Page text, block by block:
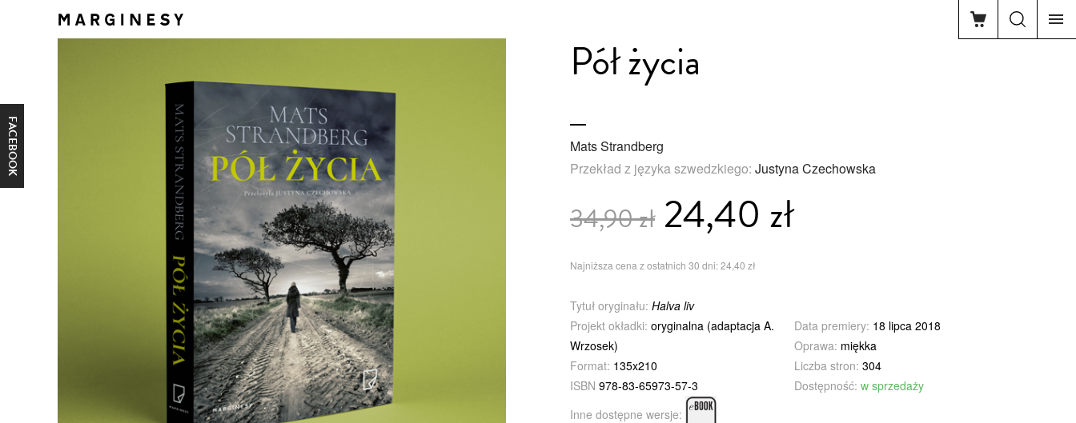
FACEBOOK
Pół życia
Mats Strandberg
Przekład z języka szwedzkiego: Justyna Czechowska
34,90 zł24,40 zł
Najniższa cena z ostatnich 30 dni: 24,40 zł
Tytuł oryginału: Halva liv
Projekt okładki: oryginalna (adaptacja A.
Wrzosek)
Data premiery: 18 lipca 2018
Oprawa: miękka
Format: 135x210 Liczba stron: 304
ISBN 978-83-65973-57-3 Dostępność: w sprzedaży
Inne dostępne wersje: